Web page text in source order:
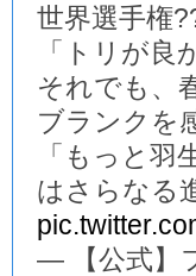
世界選手権
「トリが
それでも、
ブランクを
「もっと
はさらなる
— 【公式】